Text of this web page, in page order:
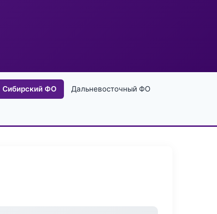
Сибирский ФО Дальневосточный ФО